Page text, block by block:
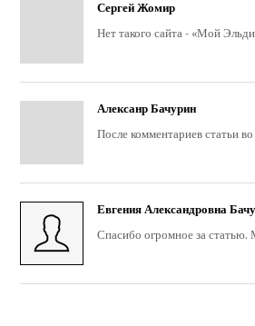
Сергей Жомир
Нет такого сайта - «Мой
Алексанр Бачурин
После комментариев статьи во
Евгения Александровна
Спасибо огромное за статью.